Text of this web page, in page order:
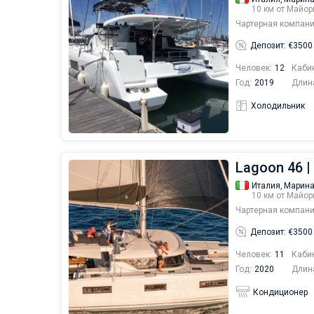
10 км от
Чартерная
Депозит: €3500
Человек: 12
Год: 2019
Холодильник
Lagoon 46 |
Италия,
10 км от
Чартерная
Депозит: €3500
Человек: 11
Год: 2020
Кондиционер